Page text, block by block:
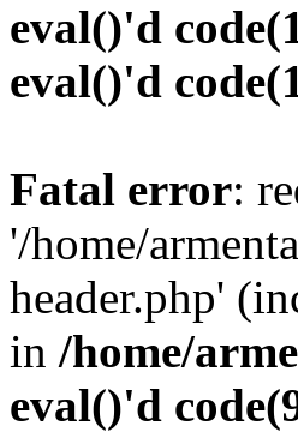
eval()'d
eval()'d
Fatal error:
'/home/
header.php'
in /home/
eval()'d